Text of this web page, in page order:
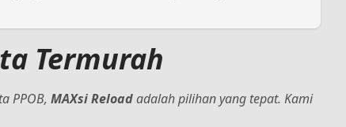
Termurah
PPOB, MAXsi Reloadadalah pilihan yang tepat. Kami